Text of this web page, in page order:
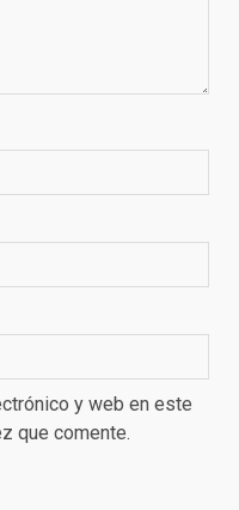
y web en este
que comente.